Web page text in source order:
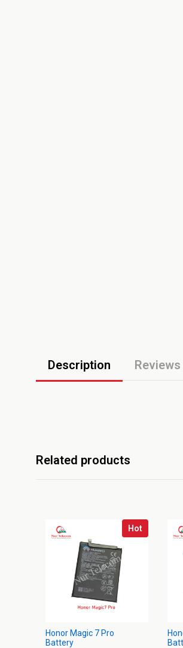
Description Reviews
Related products
Hot
Honor Magic 7 Pro
Battery